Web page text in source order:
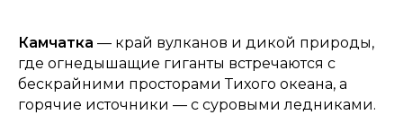
Камчатка — край вулканов и дикой природы,
где огнедышащие гиганты встречаются с
бескрайними просторами Тихого океана, а
горячие источники — с суровыми ледниками.